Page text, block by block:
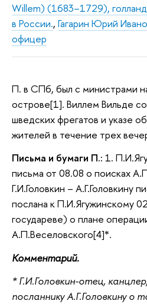
Willem) (1683–1729),
в России., Гагарин Юрий
офицер
П. в СПб, был с министрами
острове[1]. Виллем Вильде
шведских фрегатов и указе
жителей в течение трех
Письма и бумаги П.: 1.
письма от 08.08 о поисках
Г.И.Головкин – А.Г.Головкину
послана к П.И.Ягужинскому
государеве) о плане
А.П.Веселовского[4]*.
Комментарий.
* Г.И.Головкин-отец,
посланнику А.Г.Головкину о